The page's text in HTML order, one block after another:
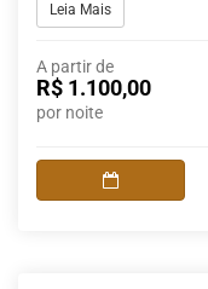
Leia Mais
A partir de
R$ 1.100,00
por noite